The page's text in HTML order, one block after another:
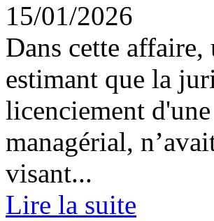
15/01/2026
Dans cette
estimant que la
licenciement
managérial,
visant...
Lire la suite